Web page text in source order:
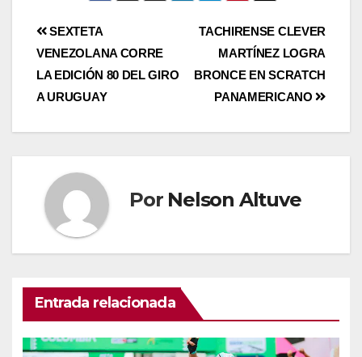
TACHIRENSE CLEVER
MARTÍNEZ LOGRA
BRONCE EN SCRATCH
PANAMERICANO
SEXTETA
VENEZOLANA CORRE
LA EDICIÓN 80 DEL GIRO
A URUGUAY
Por Nelson Altuve
Entrada relacionada